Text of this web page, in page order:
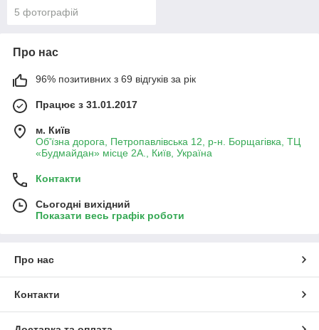
5 фотографій
Про нас
96% позитивних з 69 відгуків за рік
Працює з 31.01.2017
м. Київ
Об'їзна дорога, Петропавлівська 12, р-н. Борщагівка, ТЦ
«Будмайдан» місце 2А., Київ, Україна
Контакти
Сьогодні вихідний
Показати весь графік роботи
Про нас
Контакти